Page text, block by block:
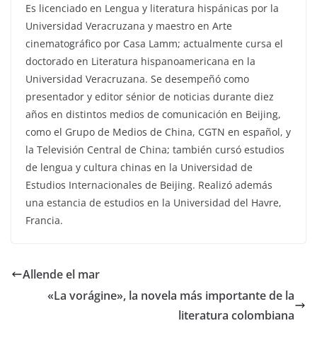
Es licenciado en Lengua y literatura hispánicas por la
Universidad Veracruzana y maestro en Arte
cinematográfico por Casa Lamm; actualmente cursa el
doctorado en Literatura hispanoamericana en la
Universidad Veracruzana. Se desempeñó como
presentador y editor sénior de noticias durante diez
años en distintos medios de comunicación en Beijing,
como el Grupo de Medios de China, CGTN en español, y
la Televisión Central de China; también cursó estudios
de lengua y cultura chinas en la Universidad de
Estudios Internacionales de Beijing. Realizó además
una estancia de estudios en la Universidad del Havre,
Francia.
Allende el mar
«La vorágine», la novela más importante de la
literatura colombiana